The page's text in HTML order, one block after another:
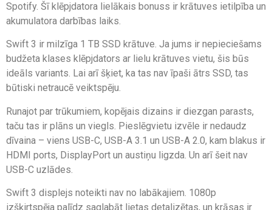
Spotify. Šī klēpjdatora lielākais bonuss ir krātuves ietilpība un
akumulatora darbības laiks.
Swift 3 ir milzīga 1 TB SSD krātuve. Ja jums ir nepieciešams
budžeta klases klēpjdators ar lielu krātuves vietu, šis būs
ideāls variants. Lai arī šķiet, ka tas nav īpaši ātrs SSD, tas
būtiski netraucē veiktspēju.
Runajot par trūkumiem, kopējais dizains ir diezgan parasts,
taču tas ir plāns un viegls. Pieslēgvietu izvēle ir nedaudz
dīvaina – viens USB-C, USB-A 3.1 un USB-A 2.0, kam blakus ir
HDMI ports, DisplayPort un austiņu ligzda. Un arī šeit nav
USB-C uzlādes.
Swift 3 displejs noteikti nav no labākajiem. 1080p
izšķirtspēja palīdz saglabāt lietas detalizētas, un krāsas ir